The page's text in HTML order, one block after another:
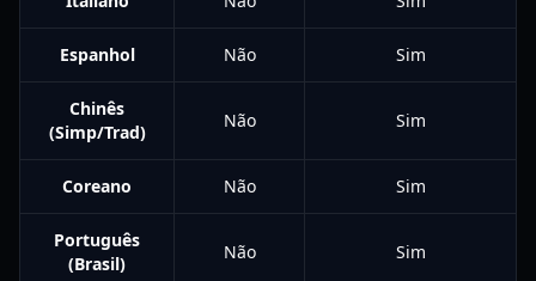
Espanhol Não Sim
Chinês
(Simp/Trad)
Não Sim
Coreano Não Sim
Português
(Brasil)
Não Sim